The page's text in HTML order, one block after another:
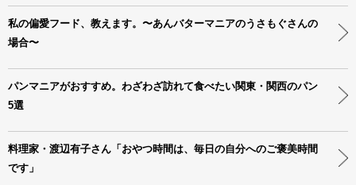
私の偏愛フード、教えます。〜あんバターマニアのうさもぐさんの
場合〜
パンマニアがおすすめ。わざわざ訪れて食べたい関東・関西のパン
5選
料理家・渡辺有子さん「おやつ時間は、毎日の自分へのご褒美時間
です」